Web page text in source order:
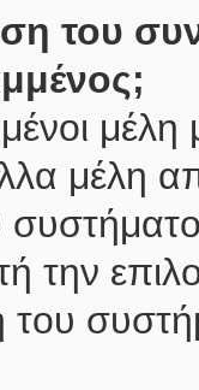
του
μέλη
την